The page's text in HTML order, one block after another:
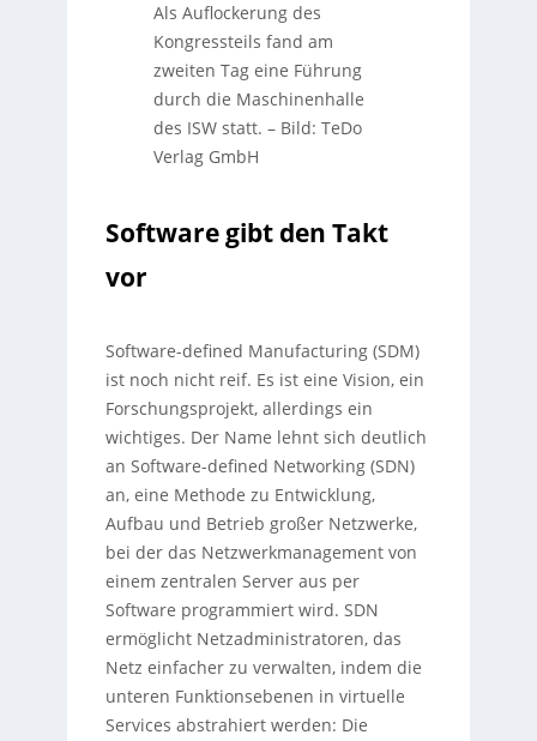
Als Auflockerung des
Kongressteils fand am
zweiten Tag eine Führung
durch die Maschinenhalle
des ISW statt. – Bild: TeDo
Verlag GmbH
Software gibt den Takt
vor
Software-defined Manufacturing (SDM)
ist noch nicht reif. Es ist eine Vision, ein
Forschungsprojekt, allerdings ein
wichtiges. Der Name lehnt sich deutlich
an Software-defined Networking (SDN)
an, eine Methode zu Entwicklung,
Aufbau und Betrieb großer Netzwerke,
bei der das Netzwerkmanagement von
einem zentralen Server aus per
Software programmiert wird. SDN
ermöglicht Netzadministratoren, das
Netz einfacher zu verwalten, indem die
unteren Funktionsebenen in virtuelle
Services abstrahiert werden: Die